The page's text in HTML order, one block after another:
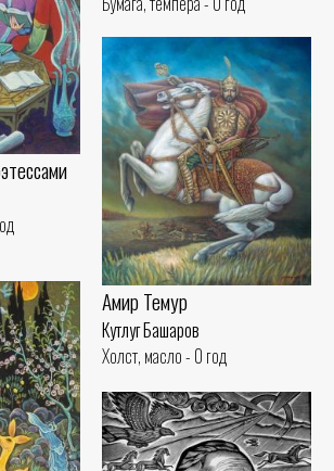
Амир Темур
Кутлуг Башаров
Холст, масло - 0 год